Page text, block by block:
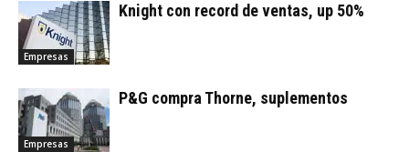
Empresas
Knight con record de ventas, up 50%
Empresas
P&G compra Thorne, suplementos